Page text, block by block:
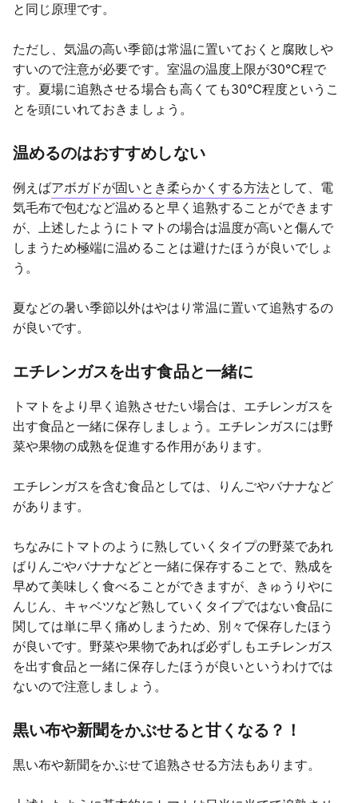
と同じ原理です。
ただし、気温の高い季節は常温に置いておくと腐敗しや
すいので注意が必要です。室温の温度上限が30℃程で
す。夏場に追熟させる場合も高くても30℃程度というこ
とを頭にいれておきましょう。
温めるのはおすすめしない
例えばアボガドが固いとき柔らかくする方法として、電
気毛布で包むなど温めると早く追熟することができます
が、上述したようにトマトの場合は温度が高いと傷んで
しまうため極端に温めることは避けたほうが良いでしょ
う。
夏などの暑い季節以外はやはり常温に置いて追熟するの
が良いです。
エチレンガスを出す食品と一緒に
トマトをより早く追熟させたい場合は、エチレンガスを
出す食品と一緒に保存しましょう。エチレンガスには野
菜や果物の成熟を促進する作用があります。
エチレンガスを含む食品としては、りんごやバナナなど
があります。
ちなみにトマトのように熟していくタイプの野菜であれ
ばりんごやバナナなどと一緒に保存することで、熟成を
早めて美味しく食べることができますが、きゅうりやに
んじん、キャベツなど熟していくタイプではない食品に
関しては単に早く痛めしまうため、別々で保存したほう
が良いです。野菜や果物であれば必ずしもエチレンガス
を出す食品と一緒に保存したほうが良いというわけでは
ないので注意しましょう。
黒い布や新聞をかぶせると甘くなる？！
黒い布や新聞をかぶせて追熟させる方法もあります。